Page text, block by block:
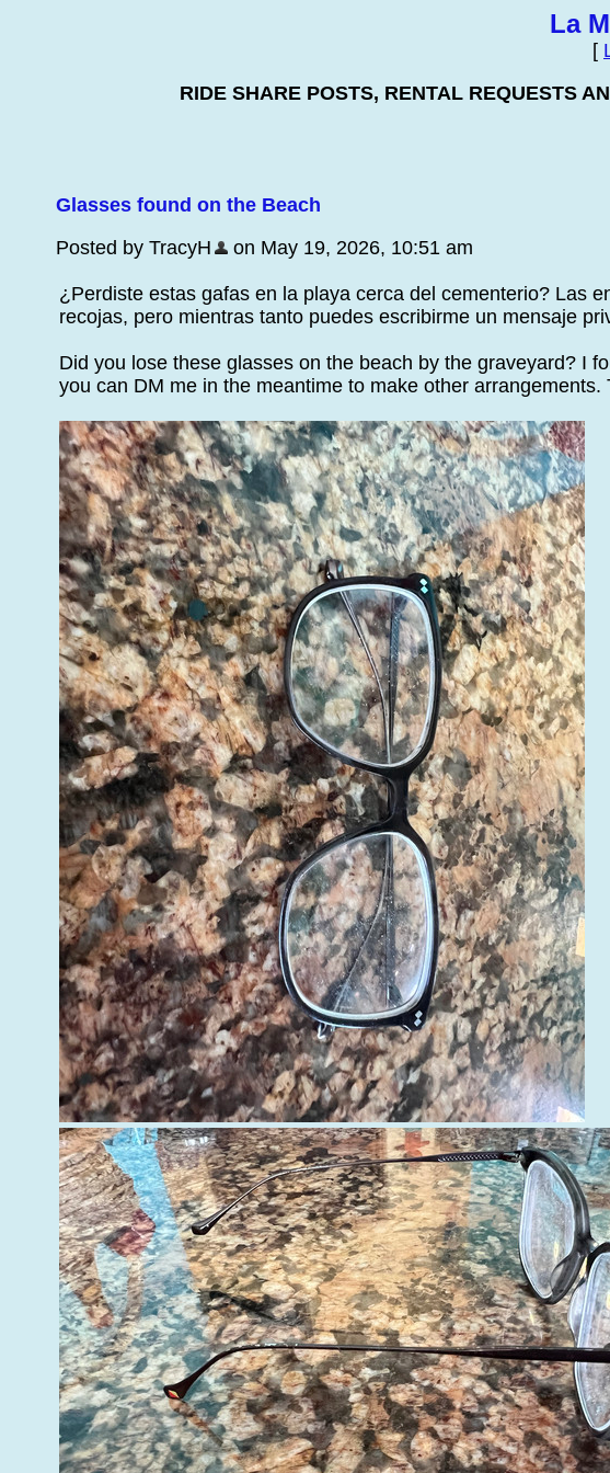
La
[
RIDE SHARE POSTS, RENTAL REQUESTS
Glasses found on the Beach
Posted by TracyH
on May 19, 2026, 10:51 am
¿Perdiste estas gafas en la playa cerca del cementerio? Las
recojas, pero mientras tanto puedes escribirme un mensaje
Did you lose these glasses on the beach by the graveyard? I
you can DM me in the meantime to make other